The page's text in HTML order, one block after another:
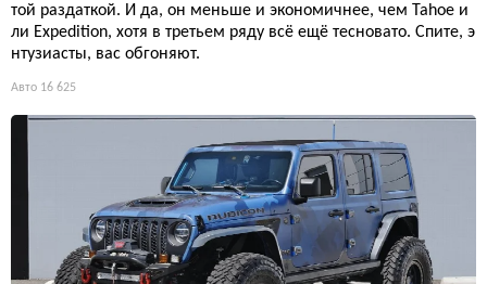
той раздаткой. И да, он меньше и экономичнее, чем Tahoe и
ли Expedition, хотя в третьем ряду всё ещё тесновато. Спите, э
нтузиасты, вас обгоняют.
Авто 16 625